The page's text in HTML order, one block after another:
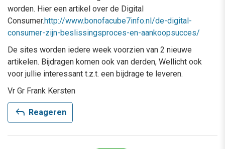
worden. Hier een artikel over de Digital
Consumer.http://www.bonofacube7info.nl/de-digital-
consumer-zijn-beslissingsproces-en-aankoopsucces/
De sites worden iedere week voorzien van 2 nieuwe
artikelen. Bijdragen komen ook van derden, Wellicht ook
voor jullie interessant t.z.t. een bijdrage te leveren.
Vr Gr Frank Kersten
reply Reageren